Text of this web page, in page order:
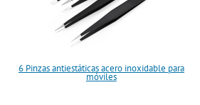
6 Pinzas antiestáticas acero inoxidable para
móviles